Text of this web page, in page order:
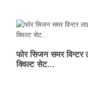
फोर सिजन समर विन्टर
क्विल्ट सेट...